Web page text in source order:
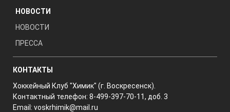
НОВОСТИ
НОВОСТИ
ПРЕССА
КОНТАКТЫ
Хоккейный Клуб "Химик" (г. Воскресенск).
Контактный телефон: 8-499-397-70-11, доб. 3
Email: voskrhimik@mail.ru